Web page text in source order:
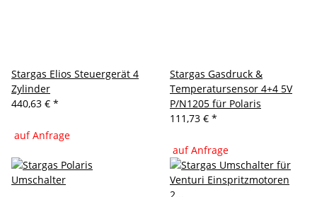
Stargas Elios Steuergerät 4
Zylinder
440,63 € *
auf Anfrage
Stargas Gasdruck &
Temperatursensor 4+4 5V
P/N1205 für Polaris
111,73 € *
auf Anfrage